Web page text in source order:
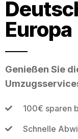
Europa
Genießen Sie
100€ sparen
Schnelle